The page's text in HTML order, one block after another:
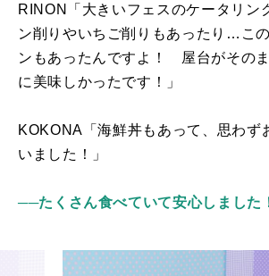
RINON「大きいフェスのケータリン
ン削りやいちご削りもあったり … こ
ンもあったんですよ！ 屋台がその
に美味しかったです！」
KOKONA「海鮮丼もあって、思わず
いました！」
──たくさん食べていて安心しました